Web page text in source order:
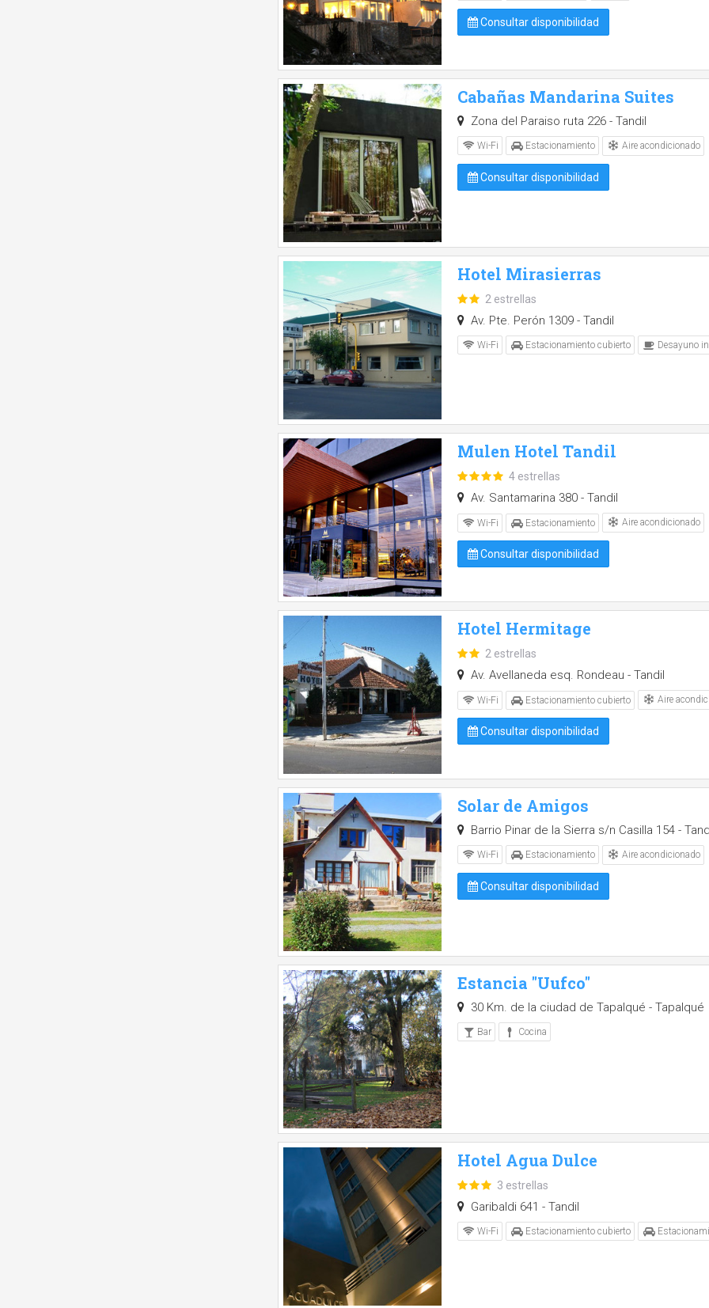
Consultar disponibilidad
Cabañas Mandarina Suites
Zona del Paraiso ruta 226 - Tandil
Wi-Fi Estacionamiento Aire acondicionado
Consultar disponibilidad
Hotel Mirasierras
2 estrellas
Av. Pte. Perón 1309 - Tandil
Wi-Fi Estacionamiento cubierto Desayuno
Mulen Hotel Tandil
4 estrellas
Av. Santamarina 380 - Tandil
Wi-Fi Estacionamiento Aire acondicionado
Consultar disponibilidad
Hotel Hermitage
2 estrellas
Av. Avellaneda esq. Rondeau - Tandil
Wi-Fi Estacionamiento cubierto Aire
Consultar disponibilidad
Solar de Amigos
Barrio Pinar de la Sierra s/n Casilla 154 -
Wi-Fi Estacionamiento Aire acondicionado
Consultar disponibilidad
Estancia "Uufco"
30 Km. de la ciudad de Tapalqué - Tapalqué
Bar Cocina
Hotel Agua Dulce
3 estrellas
Garibaldi 641 - Tandil
Wi-Fi Estacionamiento cubierto